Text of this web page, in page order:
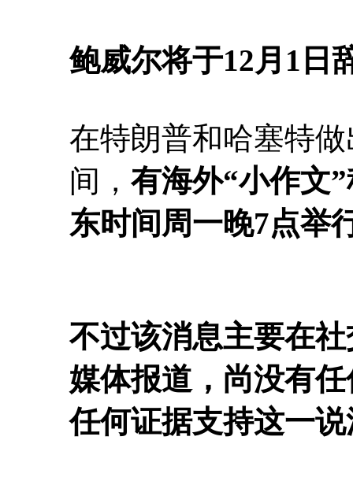
鲍威尔将于12月1日
在特朗普和哈塞特
间， 有海外“小作文
东时间周一晚7点举
不过该消息主要在
媒体报道，尚没有
任何证据支持这一